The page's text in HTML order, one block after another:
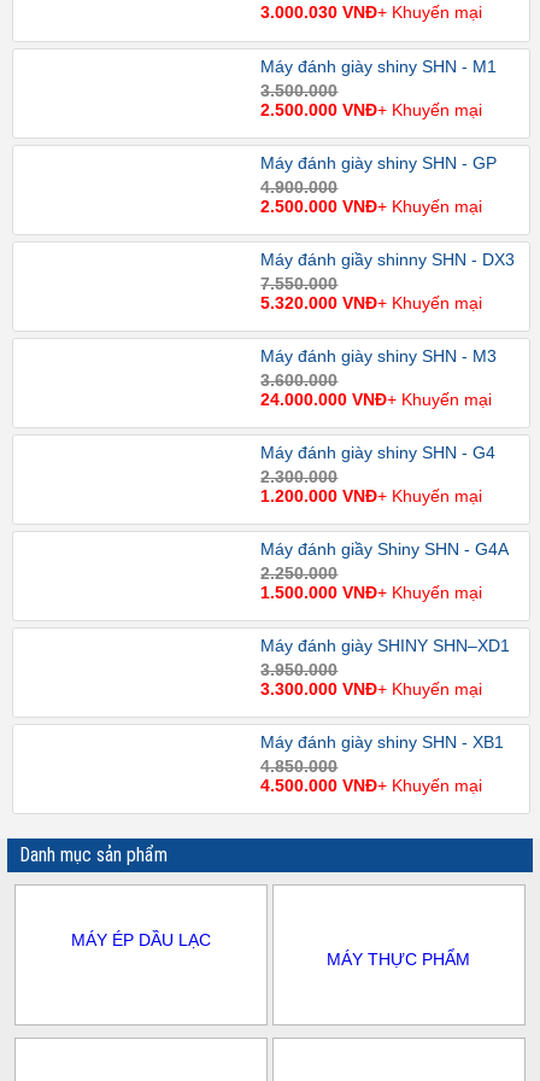
3.000.030 VNĐ+ Khuyến mại
Máy đánh giày shiny SHN - M1
3.500.000
2.500.000 VNĐ+ Khuyến mại
Máy đánh giày shiny SHN - GP
4.900.000
2.500.000 VNĐ+ Khuyến mại
Máy đánh giầy shinny SHN - DX3
7.550.000
5.320.000 VNĐ+ Khuyến mại
Máy đánh giày shiny SHN - M3
3.600.000
24.000.000 VNĐ+ Khuyến mại
Máy đánh giày shiny SHN - G4
2.300.000
1.200.000 VNĐ+ Khuyến mại
Máy đánh giầy Shiny SHN - G4A
2.250.000
1.500.000 VNĐ+ Khuyến mại
Máy đánh giày SHINY SHN–XD1
3.950.000
3.300.000 VNĐ+ Khuyến mại
Máy đánh giày shiny SHN - XB1
4.850.000
4.500.000 VNĐ+ Khuyến mại
Danh mục sản phẩm
MÁY ÉP DẦU LẠC
MÁY THỰC PHẨM